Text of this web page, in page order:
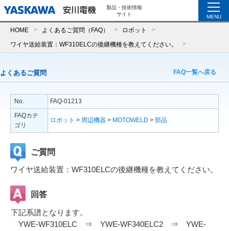
製品・技術情報
サイト
MENU
HOME よくあるご質問（FAQ） ロボット
ワイヤ送給装置：WF310ELCの後継機種を教えてください。
よくあるご質問 FAQ一覧へ戻る
No.
FAQ-01213
FAQカテ
ゴリ
ロボット > 周辺機器 > MOTOWELD > 部品
ご質問
ワイヤ送給装置：WF310ELCの後継機種を教えてください。
回答
下記系譜となります。
YWE-WF310ELC ⇒ YWE-WF340ELC2 ⇒ YWE-